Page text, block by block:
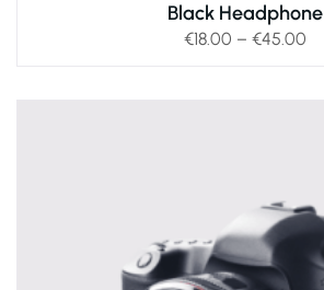
Black Headphone
€18.00 – €45.00